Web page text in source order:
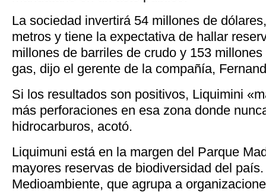
La sociedad invertirá 54 millones de
metros y tiene la expectativa de hallar
millones de barriles de crudo y 153
gas, dijo el gerente de la compañía,
Si los resultados son positivos, Liquimini
más perforaciones en esa zona donde
hidrocarburos, acotó.
Liquimuni está en la margen del Parque
mayores reservas de biodiversidad del
Medioambiente, que agrupa a